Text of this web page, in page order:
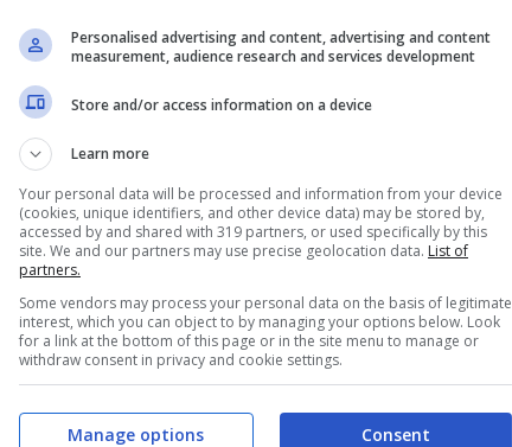
vita di Adele, era in lizza per il miglior film,
Pablo Berger e
Oh boy – Un caffè a Berlino
con l’European Discovery – Prix
prima, per cui era in lizza anche la
Personalised advertising and content, advertising and content
measurement, audience research and services development
Store and/or access information on a device
Learn more
Your personal data will be processed and information from your device
(cookies, unique identifiers, and other device data) may be stored by,
accessed by and shared with 319 partners, or used specifically by this
site. We and our partners may use precise geolocation data. List of
partners.
Some vendors may process your personal data on the basis of legitimate
interest, which you can object to by managing your options below. Look
for a link at the bottom of this page or in the site menu to manage or
withdraw consent in privacy and cookie settings.
Consent
Manage options